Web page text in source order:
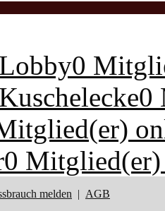
0
0
0
melden | AGB